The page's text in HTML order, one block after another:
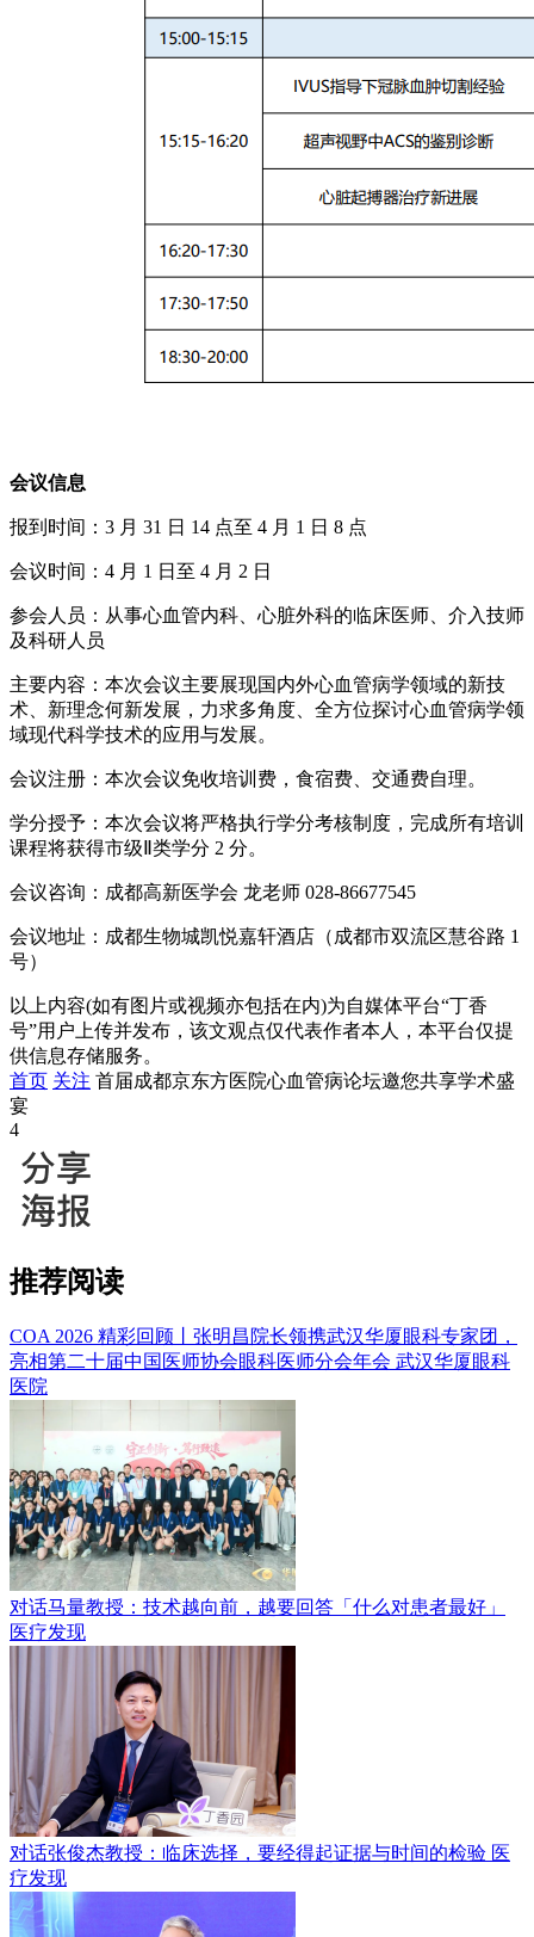
会议信息
报到时间：3 月 31 日 14 点至 4 月 1 日 8 点
会议时间：4 月 1 日至 4 月 2 日
参会人员：从事心血管内科、心脏外科的临床医师、介入技师
及科研人员
主要内容：本次会议主要展现国内外心血管病学领域的新技
术、新理念何新发展，力求多角度、全方位探讨心血管病学领
域现代科学技术的应用与发展。
会议注册：本次会议免收培训费，食宿费、交通费自理。
学分授予：本次会议将严格执行学分考核制度，完成所有培训
课程将获得市级Ⅱ类学分 2 分。
会议咨询：成都高新医学会 龙老师 028-86677545
会议地址：成都生物城凯悦嘉轩酒店（成都市双流区慧谷路 1
号）
以上内容(如有图片或视频亦包括在内)为自媒体平台“丁香
号”用户上传并发布，该文观点仅代表作者本人，本平台仅提
供信息存储服务。
首页 关注 首届成都京东方医院心血管病论坛邀您共享学术盛
宴
4
推荐阅读
COA 2026 精彩回顾丨张明昌院长领携武汉华厦眼科专家团，
亮相第二十届中国医师协会眼科医师分会年会 武汉华厦眼科
医院
对话马量教授：技术越向前，越要回答「什么对患者最好」
医疗发现
对话张俊杰教授：临床选择，要经得起证据与时间的检验 医
疗发现